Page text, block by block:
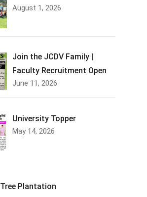
August 1, 2026
Join the JCDV Family |
Faculty Recruitment Open
June 11, 2026
University Topper
May 14, 2026
Tree Plantation